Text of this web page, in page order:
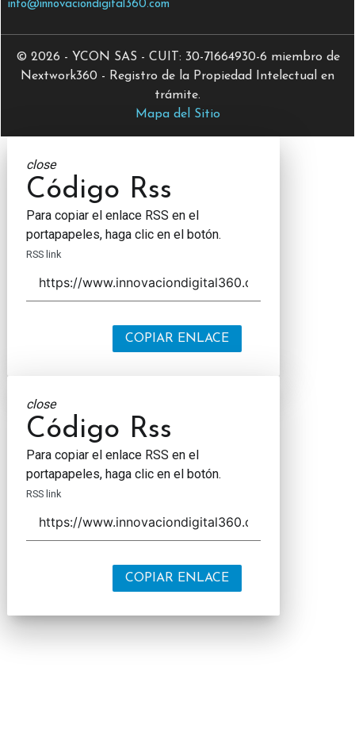
info@innovaciondigital360.com
© 2026 - YCON SAS - CUIT: 30-71664930-6 miembro de
Nextwork360 - Registro de la Propiedad Intelectual en
trámite.
Mapa del Sitio
close
Código Rss
Para copiar el enlace RSS en el
portapapeles, haga clic en el botón.
RSS link
COPIAR ENLACE
close
Código Rss
Para copiar el enlace RSS en el
portapapeles, haga clic en el botón.
RSS link
COPIAR ENLACE